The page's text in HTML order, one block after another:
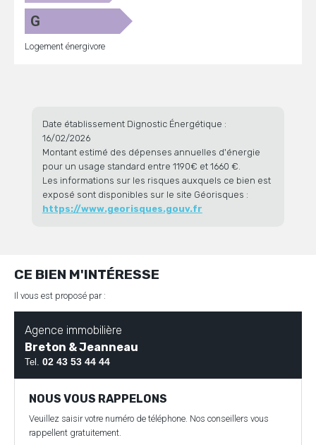
G
Logement énergivore
Date établissement Dignostic Énergétique :
16/02/2026
Montant estimé des dépenses annuelles d'énergie
pour un usage standard entre 1190€ et 1660 €.
Les informations sur les risques auxquels ce bien est
exposé sont disponibles sur le site Géorisques :
https://www.georisques.gouv.fr
CE BIEN M'INTÉRESSE
Il vous est proposé par :
Agence immobilière
Breton & Jeanneau
Tel. 02 43 53 44 44
NOUS VOUS RAPPELONS
Veuillez saisir votre numéro de téléphone. Nos conseillers vous
rappellent gratuitement.